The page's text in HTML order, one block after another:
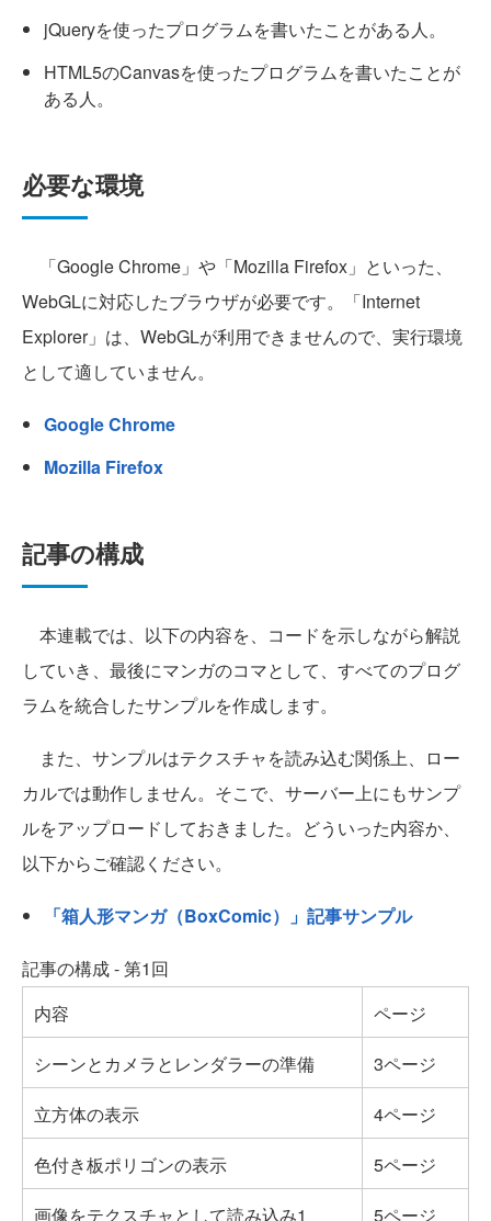
jQueryを使ったプログラムを書いたことがある人。
HTML5のCanvasを使ったプログラムを書いたことが
ある人。
必要な環境
「Google Chrome」や「Mozilla Firefox」といった、
WebGLに対応したブラウザが必要です。「Internet
Explorer」は、WebGLが利用できませんので、実行環境
として適していません。
Google Chrome
Mozilla Firefox
記事の構成
本連載では、以下の内容を、コードを示しながら解説
していき、最後にマンガのコマとして、すべてのプログ
ラムを統合したサンプルを作成します。
また、サンプルはテクスチャを読み込む関係上、ロー
カルでは動作しません。そこで、サーバー上にもサンプ
ルをアップロードしておきました。どういった内容か、
以下からご確認ください。
「箱人形マンガ（BoxComic）」記事サンプル
記事の構成 - 第1回
内容
ページ
シーンとカメラとレンダラーの準備
3ページ
立方体の表示
4ページ
色付き板ポリゴンの表示
5ページ
画像をテクスチャとして読み込み1
5ページ